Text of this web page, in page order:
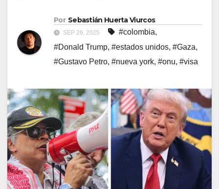
Por Sebastián Huerta Viurcos
SEP 26, 2025 #colombia,
#Donald Trump, #estados unidos, #Gaza,
#Gustavo Petro, #nueva york, #onu, #visa